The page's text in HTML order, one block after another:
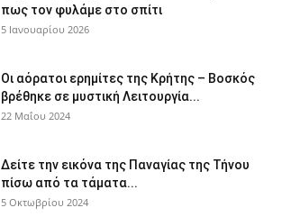
πως τον φυλάμε στο σπίτι
5 Ιανουαρίου 2026
Οι αόρατοι ερημίτες της Κρήτης – Βοσκός
βρέθηκε σε μυστική Λειτουργία...
22 Μαΐου 2024
Δείτε την εικόνα της Παναγίας της Τήνου
πίσω από τα τάματα...
5 Οκτωβρίου 2024